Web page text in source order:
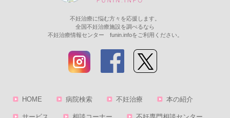
不妊治療に悩む方々を応援します。
全国不妊治療施設を調べるなら
不妊治療情報センター funin.infoをご利用ください。
HOME 病院検索 不妊治療 本の紹介